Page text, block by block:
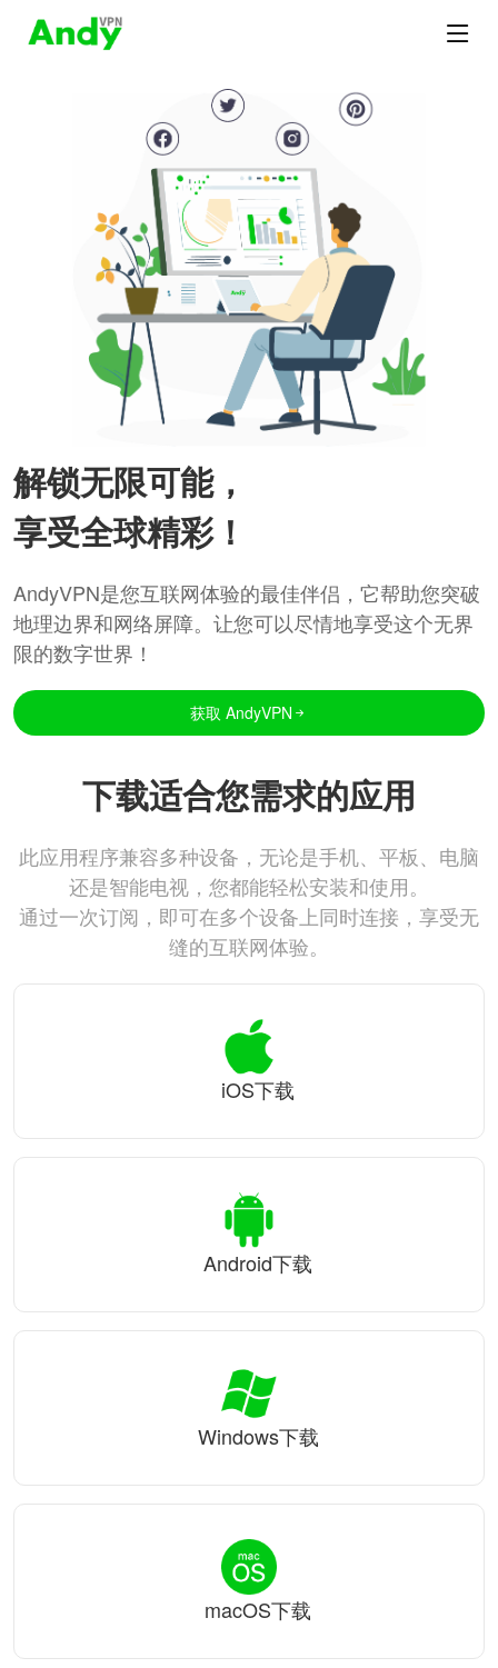
解锁无限可能，
享受全球精彩！
AndyVPN是您互联网体验的最佳伴侣，它帮助您突破
地理边界和网络屏障。让您可以尽情地享受这个无界
限的数字世界！
获取 AndyVPN
下载适合您需求的应用
此应用程序兼容多种设备，无论是手机、平板、电脑
还是智能电视，您都能轻松安装和使用。
通过一次订阅，即可在多个设备上同时连接，享受无
缝的互联网体验。
iOS下载
Android下载
Windows下载
macOS下载